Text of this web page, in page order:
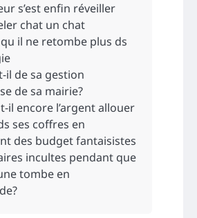
s’est enfin réveiller
chat un chat
il ne retombe plus ds
il de sa gestion
de sa mairie?
il encore l’argent allouer
ses coffres en
des budget fantaisistes
incultes pendant que
tombe en